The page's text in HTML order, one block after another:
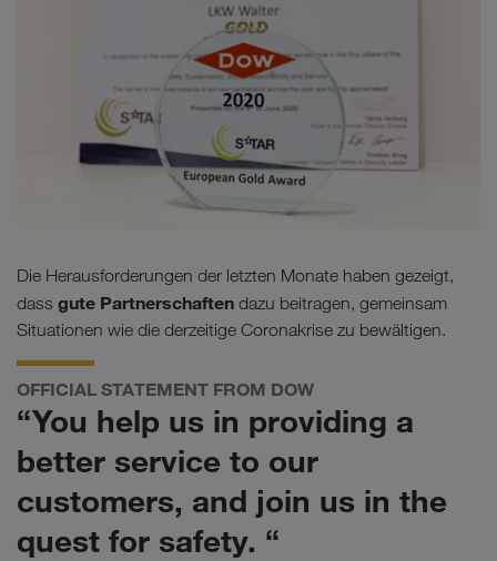
Die Herausforderungen der letzten Monate haben gezeigt,
dass gute Partnerschaften dazu beitragen, gemeinsam
Situationen wie die derzeitige Coronakrise zu bewältigen.
OFFICIAL STATEMENT FROM DOW
“You help us in providing a
better service to our
customers, and join us in the
quest for safety. “